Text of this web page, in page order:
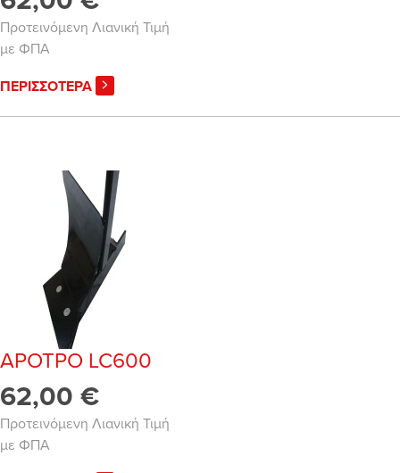
Προτεινόμενη Λιανική Τιμή
με ΦΠΑ
ΠΕΡΙΣΣΟΤΕΡΑ
ΑΡΟΤΡΟ LC600
62,00 €
Προτεινόμενη Λιανική Τιμή
με ΦΠΑ